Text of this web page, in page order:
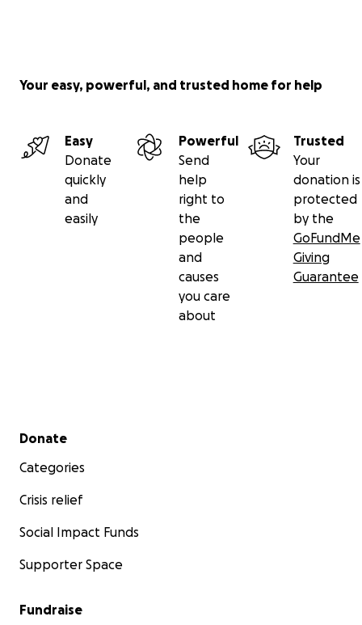
Your easy, powerful, and trusted home for help
Easy
Donate
quickly
and
easily
Powerful
Send
help
right to
the
people
and
causes
you care
about
Trusted
Your
donation is
protected
by the
GoFundMe
Giving
Guarantee
Secondary menu
Donate
Categories
Crisis relief
Social Impact Funds
Supporter Space
Fundraise